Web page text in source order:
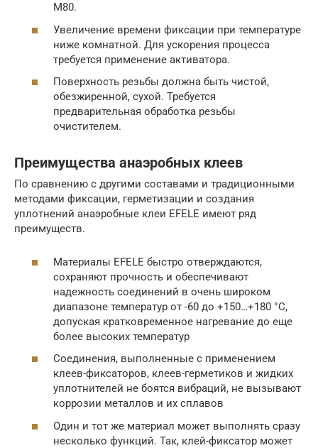
М80.
Увеличение времени фиксации при температуре
ниже комнатной. Для ускорения процесса
требуется применение активатора.
Поверхность резьбы должна быть чистой,
обезжиренной, сухой. Требуется
предварительная обработка резьбы
очистителем.
Преимущества анаэробных клеев
По сравнению с другими составами и традиционными
методами фиксации, герметизации и создания
уплотнений анаэробные клеи EFELE имеют ряд
преимуществ.
Материалы EFELE быстро отверждаются,
сохраняют прочность и обеспечивают
надежность соединений в очень широком
диапазоне температур от -60 до +150…+180 °С,
допуская кратковременное нагревание до еще
более высоких температур
Соединения, выполненные с применением
клеев-фиксаторов, клеев-герметиков и жидких
уплотнителей не боятся вибраций, не вызывают
коррозии металлов и их сплавов
Один и тот же материал может выполнять сразу
несколько функций. Так, клей-фиксатор может